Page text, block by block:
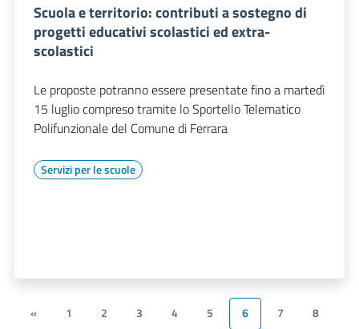
Scuola e territorio: contributi a sostegno di
progetti educativi scolastici ed extra-
scolastici
Le proposte potranno essere presentate fino a martedì
15 luglio compreso tramite lo Sportello Telematico
Polifunzionale del Comune di Ferrara
Servizi per le scuole
« 1 2 3 4 5 6 7
8